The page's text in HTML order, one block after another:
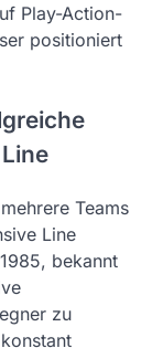
Play-Action-
positioniert
Teams
Line
bekannt
zu